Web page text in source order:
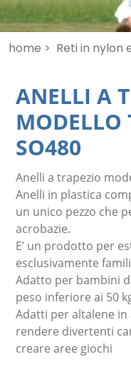
home > Reti in nylon
ANELLI A
MODELLO
SO480
Anelli a trapezio
Anelli in plastica
un unico pezzo che
acrobazie.
E’ un prodotto per
esclusivamente
Adatto per bambini
peso inferiore ai 50
Adatti per altalene in
rendere divertenti
creare aree giochi